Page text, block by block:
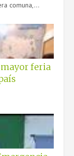
comuna,...
feria